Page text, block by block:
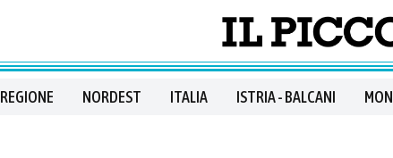
REGIONE NORDEST ITALIA ISTRIA - BALCANI